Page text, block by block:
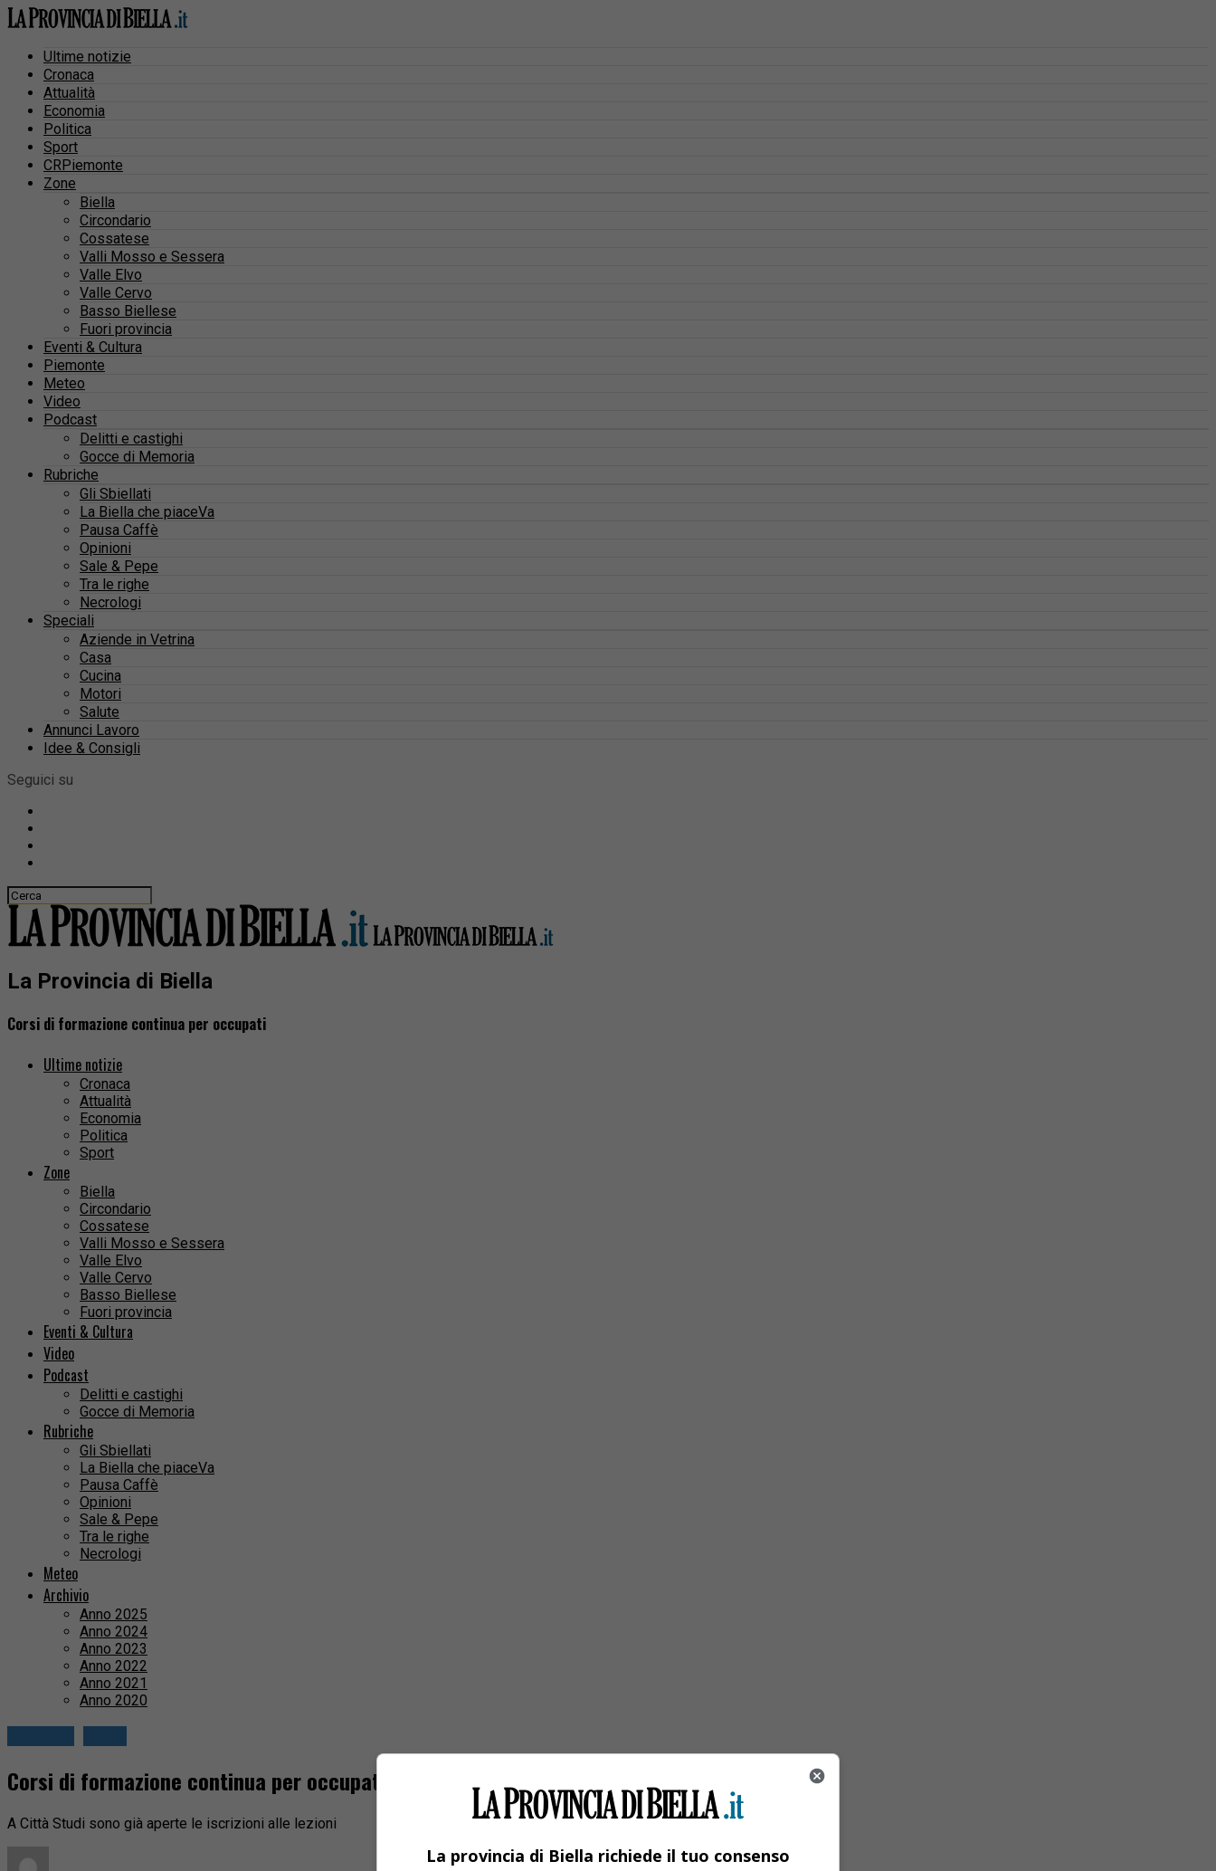
Ultime notizie
Cronaca
Attualità
Economia
Politica
Sport
CRPiemonte
Zone
Biella
Circondario
Cossatese
Valli Mosso e Sessera
Valle Elvo
Valle Cervo
Basso Biellese
Fuori provincia
Eventi & Cultura
Piemonte
Meteo
Video
Podcast
Delitti e castighi
Gocce di Memoria
Rubriche
Gli Sbiellati
La Biella che piaceVa
Pausa Caffè
Opinioni
Sale & Pepe
Tra le righe
Necrologi
Speciali
Aziende in Vetrina
Casa
Cucina
Motori
Salute
Annunci Lavoro
Idee & Consigli
Seguici su
La Provincia di Biella
Corsi di formazione continua per occupati
Ultime notizie
Cronaca
Attualità
Economia
Politica
Sport
Zone
Biella
Circondario
Cossatese
Valli Mosso e Sessera
Valle Elvo
Valle Cervo
Basso Biellese
Fuori provincia
Eventi & Cultura
Video
Podcast
Delitti e castighi
Gocce di Memoria
Rubriche
Gli Sbiellati
La Biella che piaceVa
Pausa Caffè
Opinioni
Sale & Pepe
Tra le righe
Necrologi
Meteo
Archivio
Anno 2025
Anno 2024
Anno 2023
Anno 2022
Anno 2021
Anno 2020
Corsi di formazione continua per occupati
A Città Studi sono già aperte le iscrizioni alle lezioni
La provincia di Biella richiede il tuo consenso